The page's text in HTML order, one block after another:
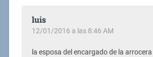
luis
12/01/2016 a las 8:46 AM
la esposa del encargado de la